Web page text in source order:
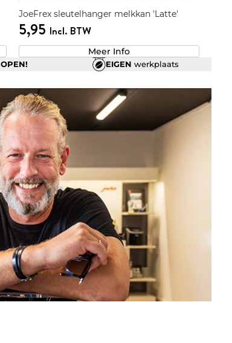
JoeFrex sleutelhanger melkkan 'Latte'
5,95 Incl. BTW
Meer Info
OPEN! EIGEN werkplaats